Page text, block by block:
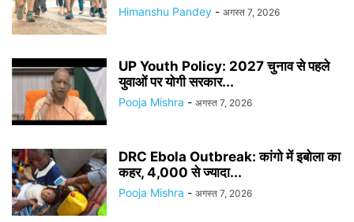
Himanshu Pandey - अगस्त 7, 2026
UP Youth Policy: 2027 चुनाव से पहले
युवाओं पर योगी सरकार...
Pooja Mishra - अगस्त 7, 2026
DRC Ebola Outbreak: कांगो में इबोला का
कहर, 4,000 से ज्यादा...
Pooja Mishra - अगस्त 7, 2026